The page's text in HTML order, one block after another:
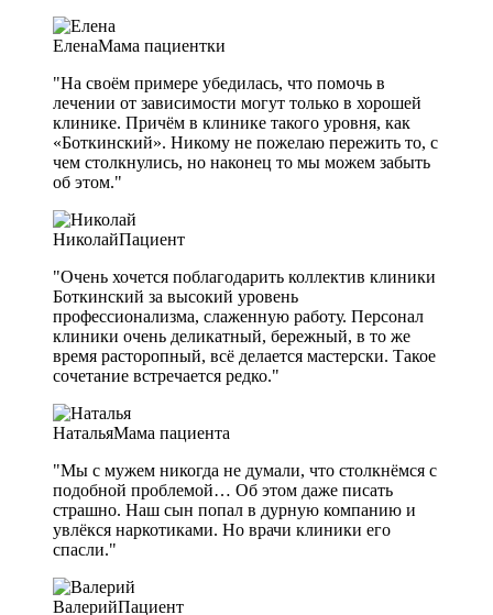
ЕленаМама пациентки
"На своём примере убедилась, что помочь в
лечении от зависимости могут только в хорошей
клинике. Причём в клинике такого уровня, как
«Боткинский». Никому не пожелаю пережить то, с
чем столкнулись, но наконец то мы можем забыть
об этом."
НиколайПациент
"Очень хочется поблагодарить коллектив клиники
Боткинский за высокий уровень
профессионализма, слаженную работу. Персонал
клиники очень деликатный, бережный, в то же
время расторопный, всё делается мастерски. Такое
сочетание встречается редко."
НатальяМама пациента
"Мы с мужем никогда не думали, что столкнёмся с
подобной проблемой… Об этом даже писать
страшно. Наш сын попал в дурную компанию и
увлёкся наркотиками. Но врачи клиники его
спасли."
ВалерийПациент